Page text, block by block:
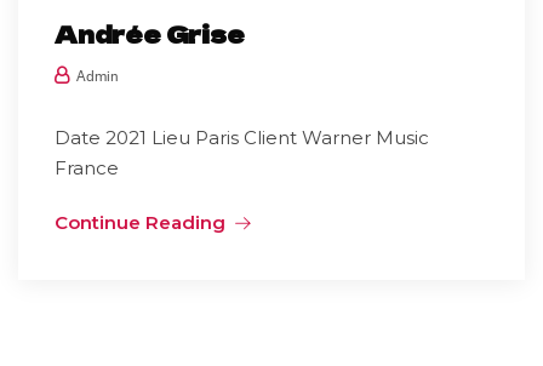
Andrée Grise
Admin
Date 2021 Lieu Paris Client Warner Music
France
Continue Reading